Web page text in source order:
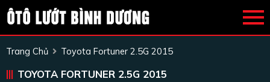
Trang Chủ Toyota Fortuner 2.5G 2015
TOYOTA FORTUNER 2.5G 2015